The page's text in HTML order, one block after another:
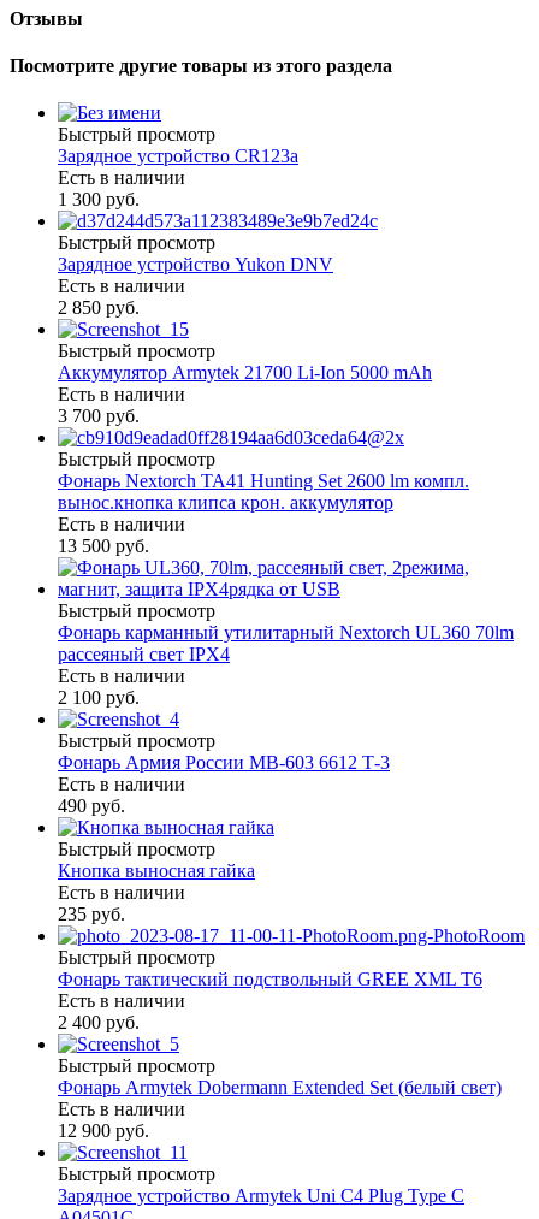
Отзывы
Посмотрите другие товары из этого раздела
Быстрый просмотр
Зарядное устройство CR123a
Есть в наличии
1 300 руб.
Быстрый просмотр
Зарядное устройство Yukon DNV
Есть в наличии
2 850 руб.
Быстрый просмотр
Аккумулятор Armytek 21700 Li-Ion 5000 mAh
Есть в наличии
3 700 руб.
Быстрый просмотр
Фонарь Nextorch TA41 Hunting Set 2600 lm компл.
вынос.кнопка клипса крон. аккумулятор
Есть в наличии
13 500 руб.
Быстрый просмотр
Фонарь карманный утилитарный Nextorch UL360 70lm
рассеяный свет IPX4
Есть в наличии
2 100 руб.
Быстрый просмотр
Фонарь Армия России МВ-603 6612 Т-3
Есть в наличии
490 руб.
Быстрый просмотр
Кнопка выносная гайка
Есть в наличии
235 руб.
Быстрый просмотр
Фонарь тактический подствольный GREE XML T6
Есть в наличии
2 400 руб.
Быстрый просмотр
Фонарь Armytek Dobermann Extended Set (белый свет)
Есть в наличии
12 900 руб.
Быстрый просмотр
Зарядное устройство Armytek Uni C4 Plug Type C